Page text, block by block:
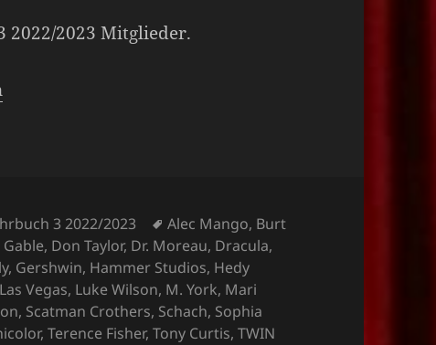
2023 Mitglieder.
3 2022/2023 Schlagwörter
Alec Mango, Burt
, Don Taylor, Dr. Moreau, Dracula,
, Gershwin, Hammer Studios, Hedy
Las Vegas, Luke Wilson, M. York, Mari
, Scatman Crothers, Schach, Sophia
,Terence Fisher,Tony Curtis,TWIN